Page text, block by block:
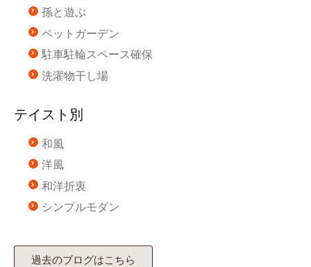
孫と遊ぶ
ペットガーデン
駐車駐輪スペース確保
洗濯物干し場
テイスト別
和風
洋風
和洋折衷
シンプルモダン
過去のブログはこちら